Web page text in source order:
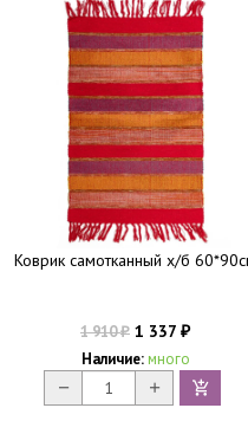
Коврик самотканный х/б
1 910₽ 1 337 ₽
Наличие: много